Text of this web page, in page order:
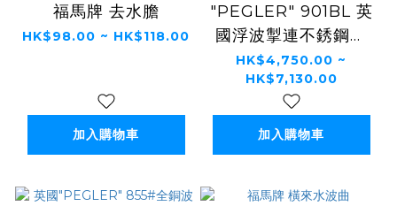
福馬牌 去水膽
HK$98.00 ~ HK$118.00
加入購物車
"PEGLER" 901BL 英
國浮波掣連不銹鋼波
(食水用)
HK$4,750.00 ~
HK$7,130.00
加入購物車